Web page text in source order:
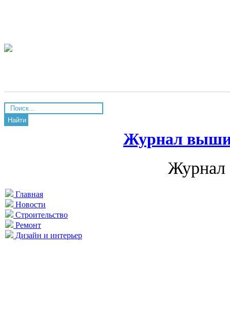
Найти
Главная
Новости
Строительство
Ремонт
Дизайн и интерьер
Журнал
Журнал